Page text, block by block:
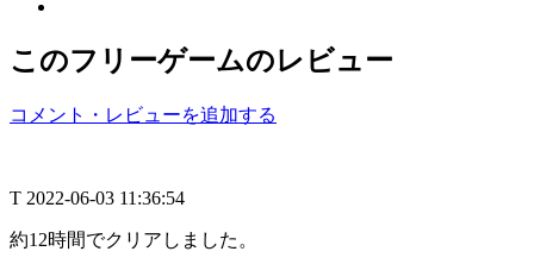
このフリーゲームのレビュー
コメント・レビューを追加する
T 2022-06-03 11:36:54
約12時間でクリアしました。